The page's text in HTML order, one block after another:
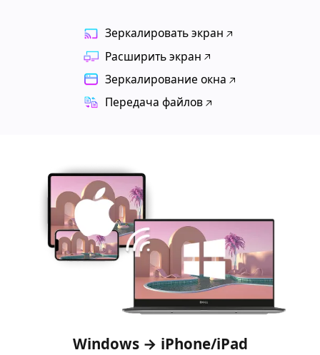
Зеркалировать экран
Расширить экран
Зеркалирование окна
Передача файлов
Windows → iPhone/iPad